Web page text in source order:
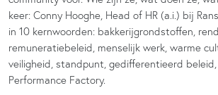
keer: Conny Hooghe, Head of HR (a.i.) bij
in 10 kernwoorden: bakkerijgrondstoffen,
remuneratiebeleid, menselijk werk, warme
veiligheid, standpunt, gedifferentieerd
Performance Factory.